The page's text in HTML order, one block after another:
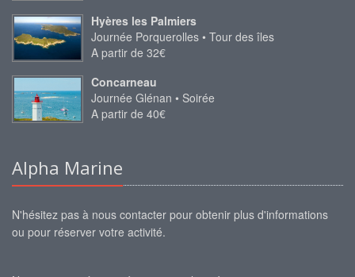
Hyères les Palmiers
Journée Porquerolles • Tour des îles
A partir de 32€
Concarneau
Journée Glénan • Soirée
A partir de 40€
Alpha Marine
N'hésitez pas à nous contacter pour obtenir plus d'informations
ou pour réserver votre activité.